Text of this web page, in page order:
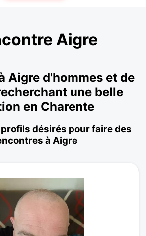
Aigre
Aigre d'hommes et de
une belle
en Charente
désirés pour faire des
à Aigre